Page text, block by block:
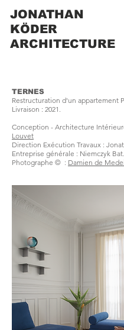
JONATHAN
KÖDER
ARCHITECTURE
TERNES
Restructuration d'un appartement
Livraison : 2021.
Conception - Architecture
Louvet
Direction Exécution Travaux :
Entreprise générale : Niemczyk Bat.
Photographe © : Damien de